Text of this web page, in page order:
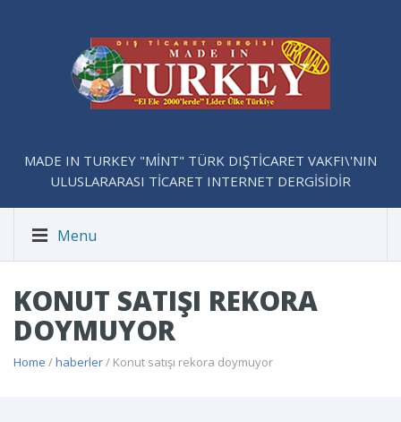
MADE IN TURKEY "MİNT" TÜRK DIŞTİCARET VAKFI\'NIN
ULUSLARARASI TİCARET INTERNET DERGİSİDİR
Menu
KONUT SATIŞI REKORA
DOYMUYOR
Home /haberler/ Konut satışı rekora doymuyor